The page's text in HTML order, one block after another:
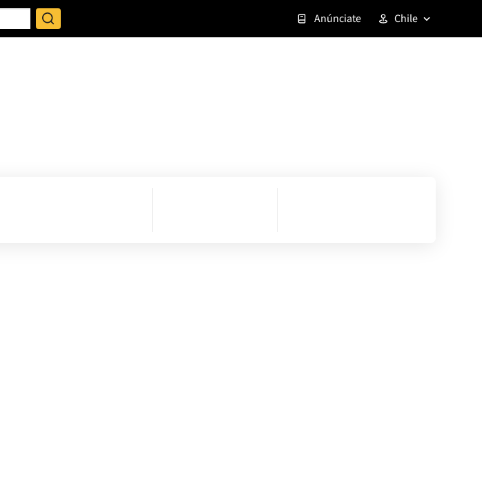
Anúnciate Chile